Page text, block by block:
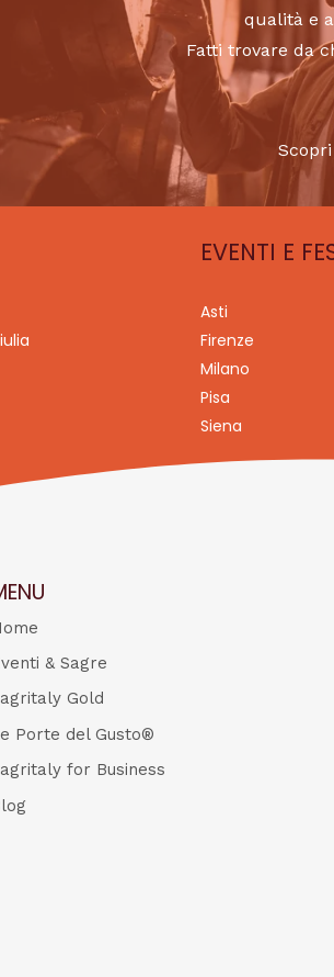
qualità e
Fatti trovare da
EVENTI E
Asti
Firenze
Milano
Pisa
Siena
& Sagre
Gold
Porte del Gusto®
for Business